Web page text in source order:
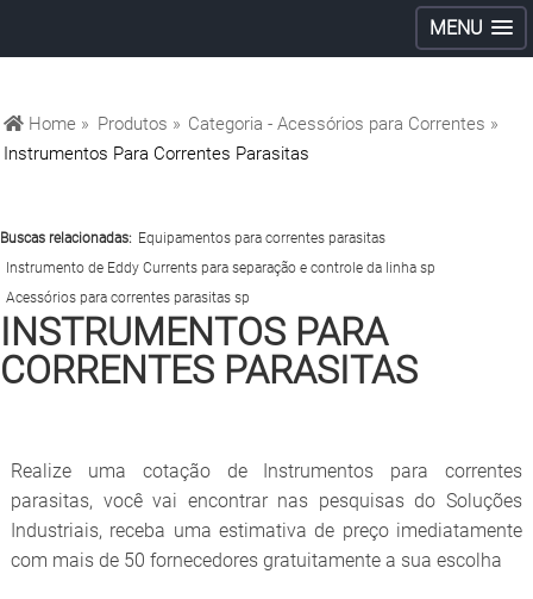
MENU
Home » Produtos » Categoria - Acessórios para Correntes »
Instrumentos Para Correntes Parasitas
Buscas relacionadas: Equipamentos para correntes parasitas
Instrumento de Eddy Currents para separação e controle da linha sp
Acessórios para correntes parasitas sp
INSTRUMENTOS PARA
CORRENTES PARASITAS
Realize uma cotação de Instrumentos para correntes
parasitas, você vai encontrar nas pesquisas do Soluções
Industriais, receba uma estimativa de preço imediatamente
com mais de 50 fornecedores gratuitamente a sua escolha